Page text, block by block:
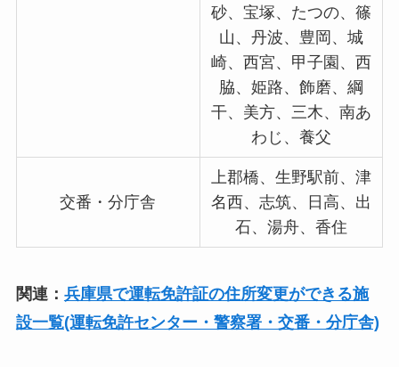
砂、宝塚、たつの、篠
山、丹波、豊岡、城
崎、西宮、甲子園、西
脇、姫路、飾磨、綱
干、美方、三木、南あ
わじ、養父
交番・分庁舎
上郡橋、生野駅前、津
名西、志筑、日高、出
石、湯舟、香住
関連： 兵庫県で運転免許証の住所変更ができる施
設一覧(運転免許センター・警察署・交番・分庁舎)